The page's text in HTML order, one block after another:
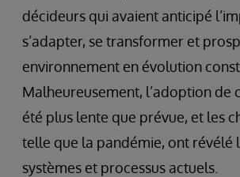
décideurs qui avaient anticipé
s’adapter, se transformer et
environnement en évolution
Malheureusement, l’adoption de
été plus lente que prévue, et les
telle que la pandémie, ont révélé
systèmes et processus actuels.